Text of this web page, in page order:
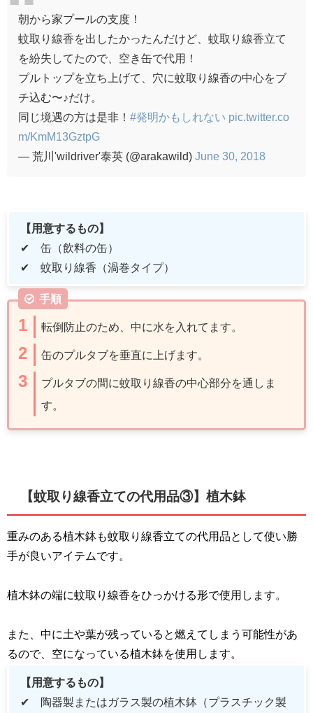
朝から家プールの支度！
蚊取り線香を出したかったんだけど、蚊取り線香立て
を紛失してたので、空き缶で代用！
プルトップを立ち上げて、穴に蚊取り線香の中心をブ
チ込む〜♪だけ。
同じ境遇の方は是非！ #発明かもしれない pic.twitter.co
m/KmM13GztpG
— 荒川'wildriver'泰英 (@arakawild) June 30, 2018
【用意するもの】
✔ 缶（飲料の缶）
✔ 蚊取り線香（渦巻タイプ）
手順
転倒防止のため、中に水を入れてます。
缶のプルタブを垂直に上げます。
プルタブの間に蚊取り線香の中心部分を通しま
す。
【蚊取り線香立ての代用品③】植木鉢
重みのある植木鉢も蚊取り線香立ての代用品として使い勝
手が良いアイテムです。
植木鉢の端に蚊取り線香をひっかける形で使用します。
また、中に土や葉が残っていると燃えてしまう可能性があ
るので、空になっている植木鉢を使用します。
【用意するもの】
✔ 陶器製またはガラス製の植木鉢（プラスチック製